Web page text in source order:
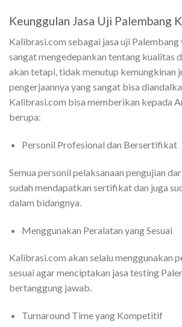
Keunggulan Jasa Uji Palembang
Kalibrasi.com sebagai jasa uji
sangat mengedepankan tentang kualitas
akan tetapi, tidak menutup kemungkinan
pengerjaannya yang sangat bisa
Kalibrasi.com bisa memberikan kepada
berupa:
Personil Profesional dan Bersertifikat
Semua personil pelaksanaan pengujian
sudah mendapatkan sertifikat dan juga
dalam bidangnya.
Menggunakan Peralatan yang Sesuai
Kalibrasi.com akan selalu menggunakan
sesuai agar menciptakan jasa testing
bertanggung jawab.
Turnaround Time yang Kompetitif